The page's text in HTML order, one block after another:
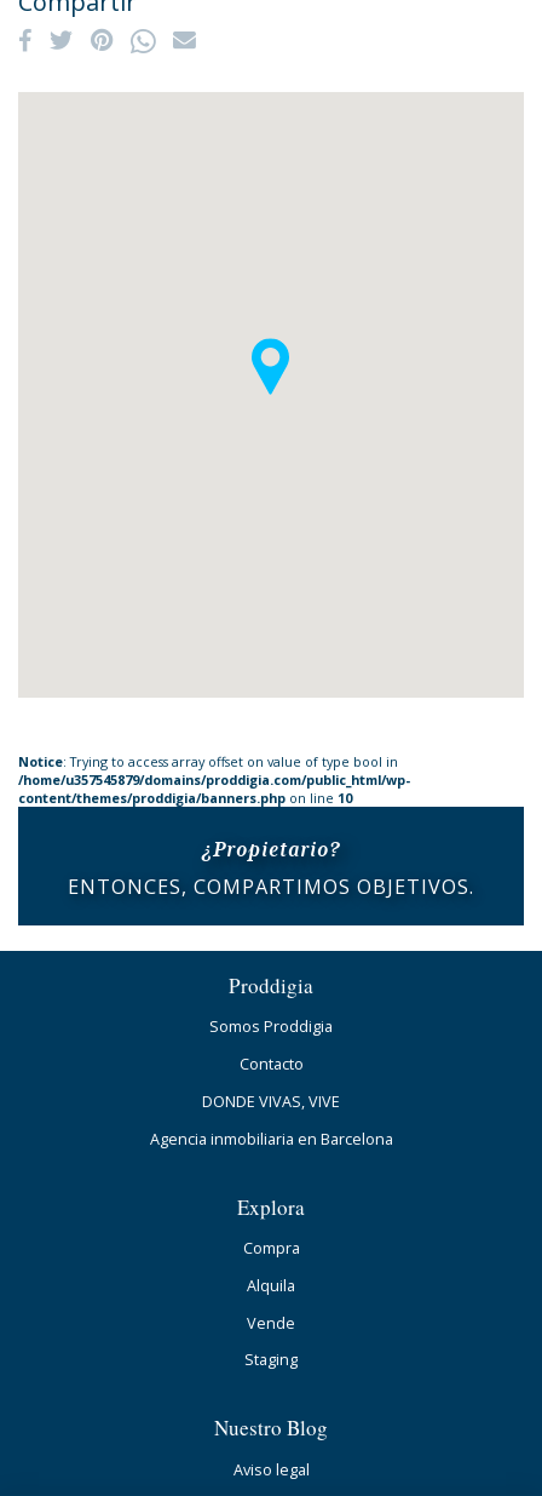
Notice: Trying to access array offset on value of type bool in
/home/u357545879/domains/proddigia.com/public_html/wp-
content/themes/proddigia/banners.php on line 10
¿Propietario?
ENTONCES, COMPARTIMOS OBJETIVOS.
Proddigia
Somos Proddigia
Contacto
DONDE VIVAS, VIVE
Agencia inmobiliaria en Barcelona
Explora
Compra
Alquila
Vende
Staging
Nuestro Blog
Aviso legal